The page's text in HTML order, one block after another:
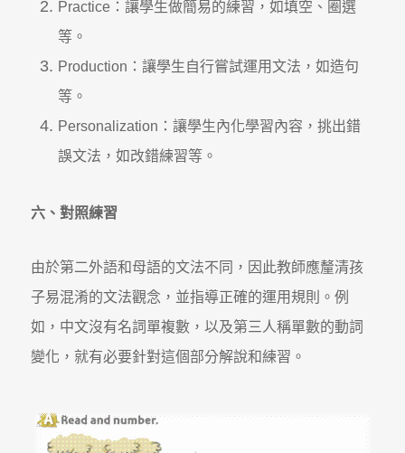
Practice：讓學生做簡易的練習，如填空、圈選
等。
Production：讓學生自行嘗試運用文法，如造句
等。
Personalization：讓學生內化學習內容，挑出錯
誤文法，如改錯練習等。
六、對照練習
由於第二外語和母語的文法不同，因此教師應釐清孩
子易混淆的文法觀念，並指導正確的運用規則。例
如，中文沒有名詞單複數，以及第三人稱單數的動詞
變化，就有必要針對這個部分解說和練習。